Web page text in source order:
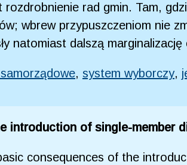
rozdrobnienie rad gmin. Tam,
wbrew przypuszczeniom nie
natomiast dalszą
, system wyborczy,
introduction of single-member
consequences of the